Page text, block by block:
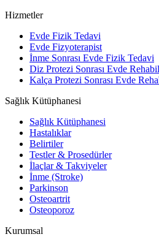
Hizmetler
Evde Fizik Tedavi
Evde Fizyoterapist
İnme Sonrası Evde Fizik Tedavi
Diz Protezi Sonrası Evde
Kalça Protezi Sonrası Evde
Sağlık Kütüphanesi
Sağlık Kütüphanesi
Hastalıklar
Belirtiler
Testler & Prosedürler
İlaçlar & Takviyeler
İnme (Stroke)
Parkinson
Osteoartrit
Osteoporoz
Kurumsal